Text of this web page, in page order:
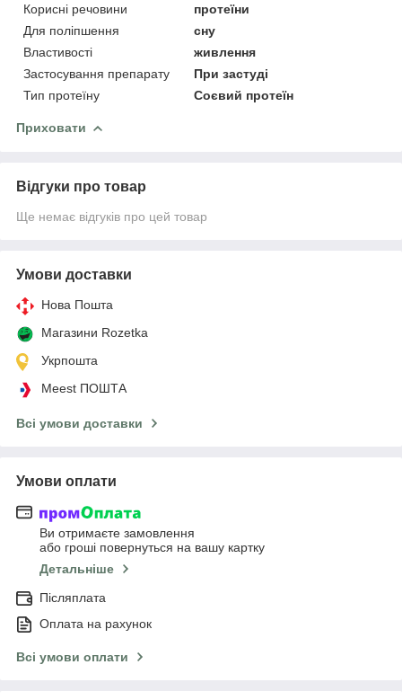
Корисні речовини
протеїни
Для поліпшення
сну
Властивості
живлення
Застосування препарату
При застуді
Тип протеїну
Соєвий протеїн
Приховати
Відгуки про товар
Ще немає відгуків про цей товар
Умови доставки
Нова Пошта
Магазини Rozetka
Укрпошта
Meest ПОШТА
Всі умови доставки
Умови оплати
Ви отримаєте замовлення
або гроші повернуться на вашу картку
Детальніше
Післяплата
Оплата на рахунок
Всі умови оплати